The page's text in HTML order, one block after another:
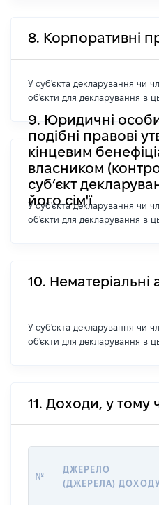
8. Корпоративні
У суб'єкта декларування чи
об'єкти для декларування в
9. Юридичні
подібні правові
кінцевим
власником
суб’єкт
його сім'ї
У суб'єкта декларування чи
об'єкти для декларування в
10. Нематеріальні
У суб'єкта декларування чи
об'єкти для декларування в
11. Доходи, у тому
№
ДЖЕРЕЛО
(ДЖЕРЕЛА)